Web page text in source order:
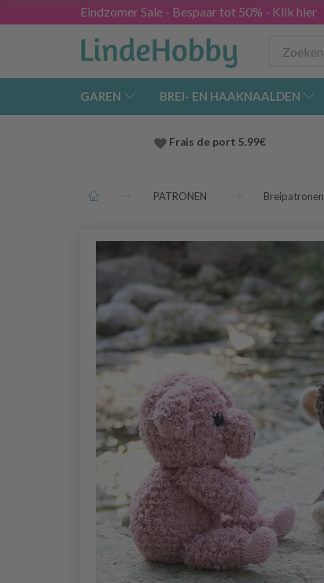
Eindzomer Sale - Bespaar tot 50% - Klik hier
GAREN BREI- EN HAAKNAALDEN
Frais de port 5.99€
PATRONEN Breipatronen